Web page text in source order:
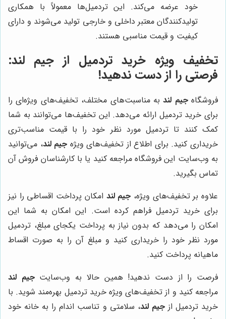
خود عرضه می‌کند. این تردمیل‌ها معمولاً با همکاری
تولیدکنندگان معتبر داخلی و خارجی تولید می‌شوند و دارای
کیفیت و قیمت مناسبی هستند.
تخفیف ویژه خرید تردمیل از جیم لند:
فرصتی را از دست ندهید!
فروشگاهجیم لندبه مناسبت‌های مختلف، تخفیف‌های ویژه‌ای را
برای خرید تردمیل ارائه می‌دهد. این تخفیف‌ها می‌توانند به شما
کمک کنند تا تردمیل مورد نظر خود را با قیمت مناسب‌تری
خریداری کنید. برای اطلاع از تخفیف‌های ویژه جیم لند، می‌توانید
به وب‌سایت این فروشگاه مراجعه کنید یا با کارشناسان فروش آن
تماس بگیرید.
علاوه بر تخفیف‌های ویژه، جیم لند امکان پرداخت اقساطی را نیز
برای خرید تردمیل فراهم کرده است. این امکان به شما این
امکان را می‌دهد که بدون نیاز به پرداخت یکجای مبلغ، تردمیل
مورد نظر خود را خریداری کنید و مبلغ آن را به صورت اقساط
ماهیانه پرداخت کنید.
فرصت را از دست ندهید! همین حالا به وب‌سایتجیم لند
مراجعه کنید و از تخفیف‌های ویژه خرید تردمیل بهره‌مند شوید. با
خرید تردمیل ازجیم لند، سلامتی و تناسب اندام را به خانه خود